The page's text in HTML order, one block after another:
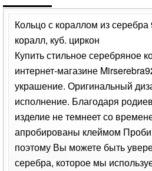
Кольцо с кораллом из
коралл, куб. циркон
Купить стильное серебряное
интернет-магазине
украшение. Оригинальный
исполнение. Благодаря
изделие не темнеет со
апробированы клеймом
поэтому Вы можете быть
серебра, которое мы